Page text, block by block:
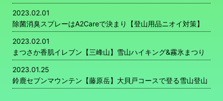
2023.02.01
除菌消臭スプレーはA2Careで決まり【登山用品ニオイ対策】
2023.02.01
まつさか香肌イレブン【三峰山】雪山ハイキング&霧氷まつり
2023.01.25
鈴鹿セブンマウンテン【藤原岳】大貝戸コースで登る雪山登山